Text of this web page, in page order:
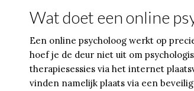
Wat doet een online
Een online psycholoog werkt op
hoef je de deur niet uit om
therapiesessies via het internet
vinden namelijk plaats via een